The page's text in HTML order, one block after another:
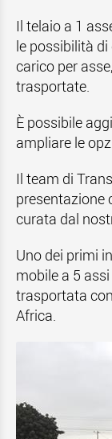
Il telaio a 1
le possibilità
carico per
trasportate.
È possibile
ampliare le
Il team di
presentazione
curata dal
Uno dei primi
mobile a 5
trasportata
Africa.